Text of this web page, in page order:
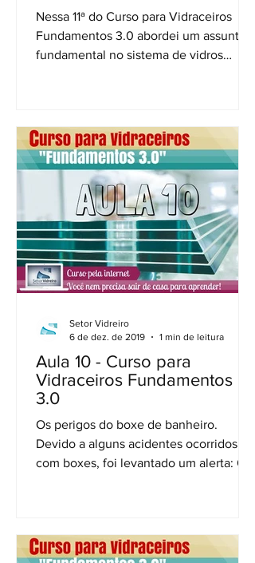
Nessa 11ª do Curso para Vidraceiros
Fundamentos 3.0 abordei um assunto
fundamental no sistema de vidros
Aula 10 - Curso para
Vidraceiros Fundamentos
3.0
Os perigos do boxe de banheiro.
Devido a alguns acidentes ocorridos
com boxes, foi levantado um alerta: Os
Setor Vidreiro
6 de dez. de 2019
1 min de leitura